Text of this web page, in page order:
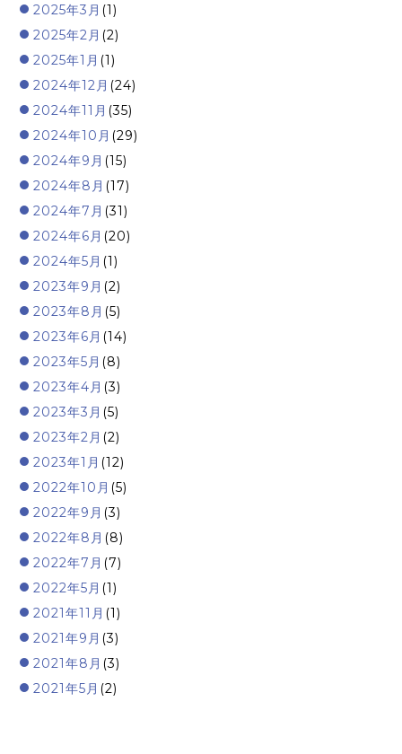
2025年3月 (1)
2025年2月 (2)
2025年1月 (1)
2024年12月 (24)
2024年11月 (35)
2024年10月 (29)
2024年9月 (15)
2024年8月 (17)
2024年7月 (31)
2024年6月 (20)
2024年5月 (1)
2023年9月 (2)
2023年8月 (5)
2023年6月 (14)
2023年5月 (8)
2023年4月 (3)
2023年3月 (5)
2023年2月 (2)
2023年1月 (12)
2022年10月 (5)
2022年9月 (3)
2022年8月 (8)
2022年7月 (7)
2022年5月 (1)
2021年11月 (1)
2021年9月 (3)
2021年8月 (3)
2021年5月 (2)